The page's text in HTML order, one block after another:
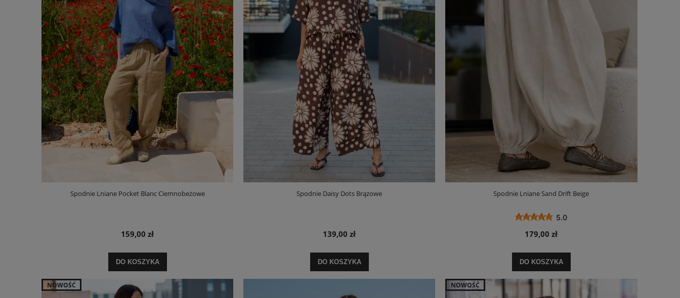
Spodnie Lniane Pocket Blanc Ciemnobeżowe
159,00 zł
DO KOSZYKA
Spodnie Daisy Dots Brązowe
139,00 zł
DO KOSZYKA
Spodnie Lniane Sand Drift Beige
5.0
179,00 zł
DO KOSZYKA
NOWOŚĆ NOWOŚĆ